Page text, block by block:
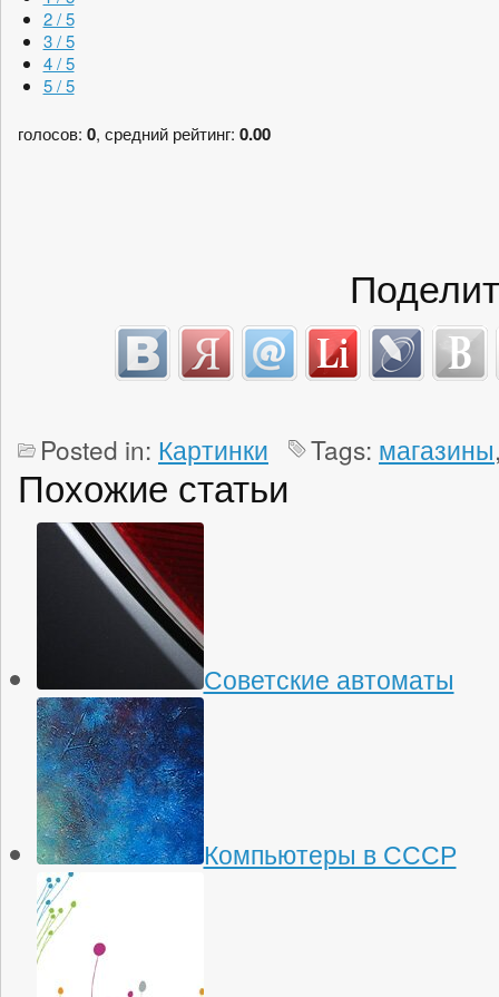
2 / 5
3 / 5
4 / 5
5 / 5
голосов: 0, средний рейтинг: 0.00
Posted in: Картинки Tags: магазины
Похожие статьи
Советские автоматы
Компьютеры в СССР